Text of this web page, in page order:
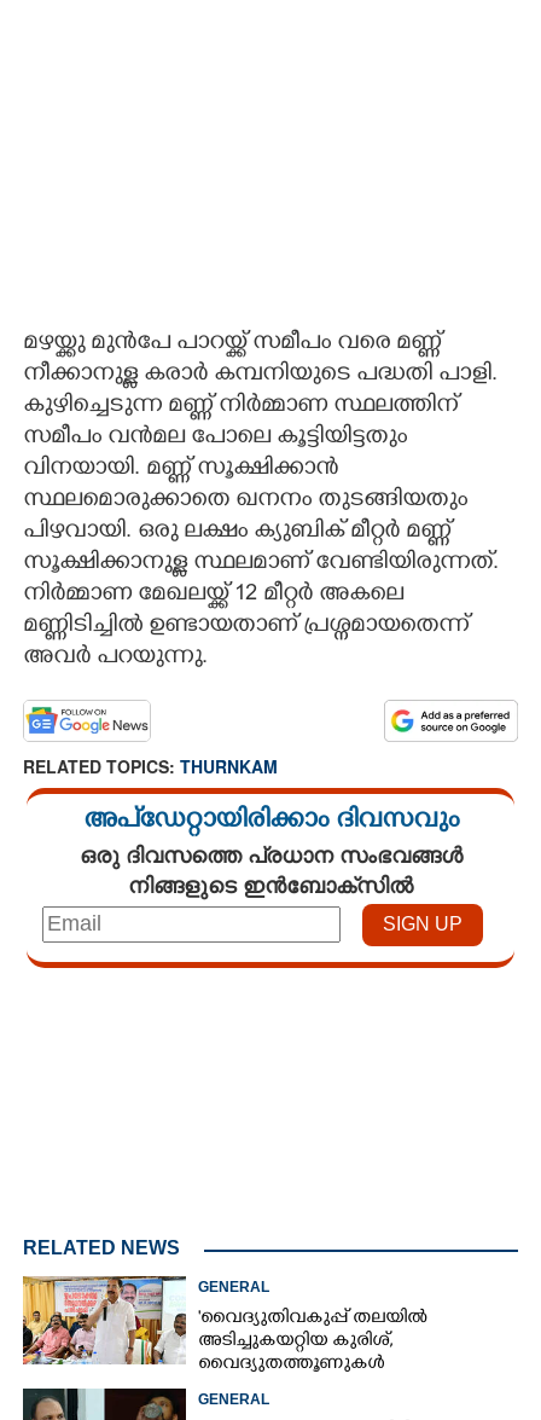
മഴയ്ക്കു മുൻപേ പാറയ്ക്ക് സമീപം വരെ മണ്ണ്
നീക്കാനുള്ള കരാർ കമ്പനിയുടെ പദ്ധതി പാളി.
കുഴിച്ചെടുന്ന മണ്ണ് നിർമ്മാണ സ്ഥലത്തിന്
സമീപം വൻമല പോലെ കൂട്ടിയിട്ടതും
വിനയായി. മണ്ണ് സൂക്ഷിക്കാൻ
സ്ഥലമൊരുക്കാതെ ഖനനം തുടങ്ങിയതും
പിഴവായി. ഒരു ലക്ഷം ക്യുബിക് മീറ്റർ മണ്ണ്
സൂക്ഷിക്കാനുള്ള സ്ഥലമാണ് വേണ്ടിയിരുന്നത്.
നിർമ്മാണ മേഖലയ്ക്ക് 12 മീറ്റർ അകലെ
മണ്ണിടിച്ചിൽ ഉണ്ടായതാണ് പ്രശ്നമായതെന്ന്
അവർ പറയുന്നു.
RELATED TOPICS: THURNKAM
അപ്ഡേറ്റായിരിക്കാം ദിവസവും
ഒരു ദിവസത്തെ പ്രധാന സംഭവങ്ങൾ
നിങ്ങളുടെ ഇൻബോക്സിൽ
RELATED NEWS
GENERAL
'വൈദ്യുതിവകുപ്പ് തലയിൽ
അടിച്ചുകയറ്റിയ കുരിശ്‌,
വൈദ്യുതത്തൂണുകൾ
വിളിക്കുന്ന കാലമാണിത്'
GENERAL